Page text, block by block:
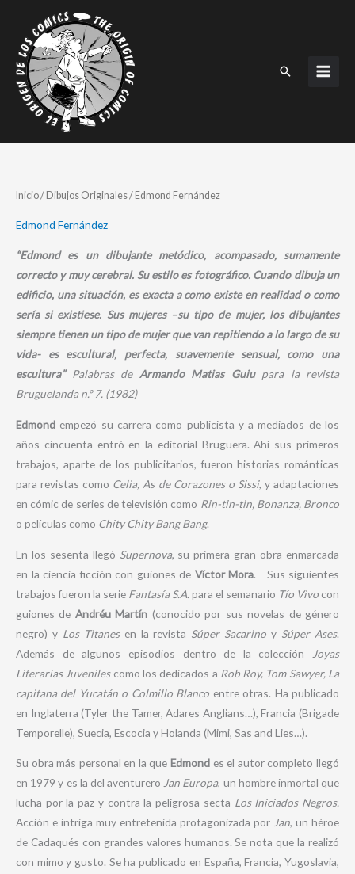
contenido
Buscar
Inicio/ Dibujos Originales/ Edmond Fernández
Edmond Fernández
“Edmond es un dibujante metódico, acompasado, sumamente
correcto y muy cerebral. Su estilo es fotográfico. Cuando dibuja un
edificio, una situación, es exacta a como existe en realidad o como
sería si existiese. Sus mujeres –su tipo de mujer, los dibujantes
siempre tienen un tipo de mujer que van repitiendo a lo largo de su
vida- es escultural, perfecta, suavemente sensual, como una
escultura” Palabras de Armando Matias Guiu para la revista
Bruguelanda n.º 7. (1982)
Edmond empezó su carrera como publicista y a mediados de los
años cincuenta entró en la editorial Bruguera. Ahí sus primeros
trabajos, aparte de los publicitarios, fueron historias románticas
para revistas como Celia, As de Corazones o Sissi, y adaptaciones
en cómic de series de televisión como Rin-tin-tin, Bonanza, Bronco
o películas como Chity Chity Bang Bang.
En los sesenta llegó Supernova, su primera gran obra enmarcada
en la ciencia ficción con guiones de Víctor Mora. Sus siguientes
trabajos fueron la serie Fantasía S.A.para el semanario Tío Vivo con
guiones de Andréu Martín (conocido por sus novelas de género
negro) y Los Titanesen la revista Súper Sacarino y Súper Ases.
Además de algunos episodios dentro de la colección
Joyas
Literarias Juveniles como los dedicados a Rob Roy, Tom Sawyer, La
capitana del Yucatán o Colmillo Blanco entre otras. Ha publicado
en Inglaterra (Tyler the Tamer, Adares Anglians…), Francia (Brigade
Temporelle), Suecia, Escocia y Holanda (Mimi, Sas and Lies…).
Su obra más personal en la queEdmond es el autor completo llegó
en 1979 y es la del aventurero Jan Europa, un hombre inmortal que
lucha por la paz y contra la peligrosa secta Los Iniciados Negros.
Acción e intriga muy entretenida protagonizada por Jan, un héroe
de Cadaqués con grandes valores humanos. Se nota que la realizó
con mimo y gusto. Se ha publicado en España, Francia, Yugoslavia,
Ordenado
por